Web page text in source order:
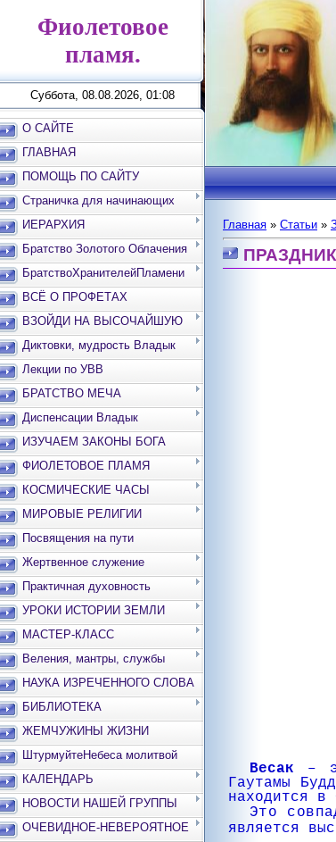
Фиолетовое
пламя.
Суббота, 08.08.2026, 01:08
О САЙТЕ
ГЛАВНАЯ
ПОМОЩЬ ПО САЙТУ
Страничка для начинающих
ИЕРАРХИЯ
Братство Золотого Облачения
БратствоХранителейПламени
ВСЁ О ПРОФЕТАХ
ВЗОЙДИ НА ВЫСОЧАЙШУЮ
ВЕРШИНУ
Диктовки, мудрость Владык
Лекции по УВВ
БРАТСТВО МЕЧА
Диспенсации Владык
ИЗУЧАЕМ ЗАКОНЫ БОГА
ФИОЛЕТОВОЕ ПЛАМЯ
КОСМИЧЕСКИЕ ЧАСЫ
МИРОВЫЕ РЕЛИГИИ
Посвящения на пути
Жертвенное служение
Практичная духовность
УРОКИ ИСТОРИИ ЗЕМЛИ
МАСТЕР-КЛАСС
Веления, мантры, службы
НАУКА ИЗРЕЧЕННОГО СЛОВА
БИБЛИОТЕКА
ЖЕМЧУЖИНЫ ЖИЗНИ
ШтурмуйтеНебеса молитвой
КАЛЕНДАРЬ
НОВОСТИ НАШЕЙ ГРУППЫ
ОЧЕВИДНОЕ-НЕВЕРОЯТНОЕ
Главная » Статьи »
Весак –
Гаутамы
находится в
Это
является